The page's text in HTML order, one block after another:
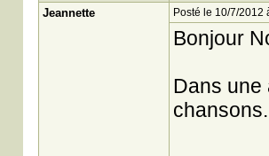
Jeannette Posté le 10/7/2012
Bonjour
Dans une